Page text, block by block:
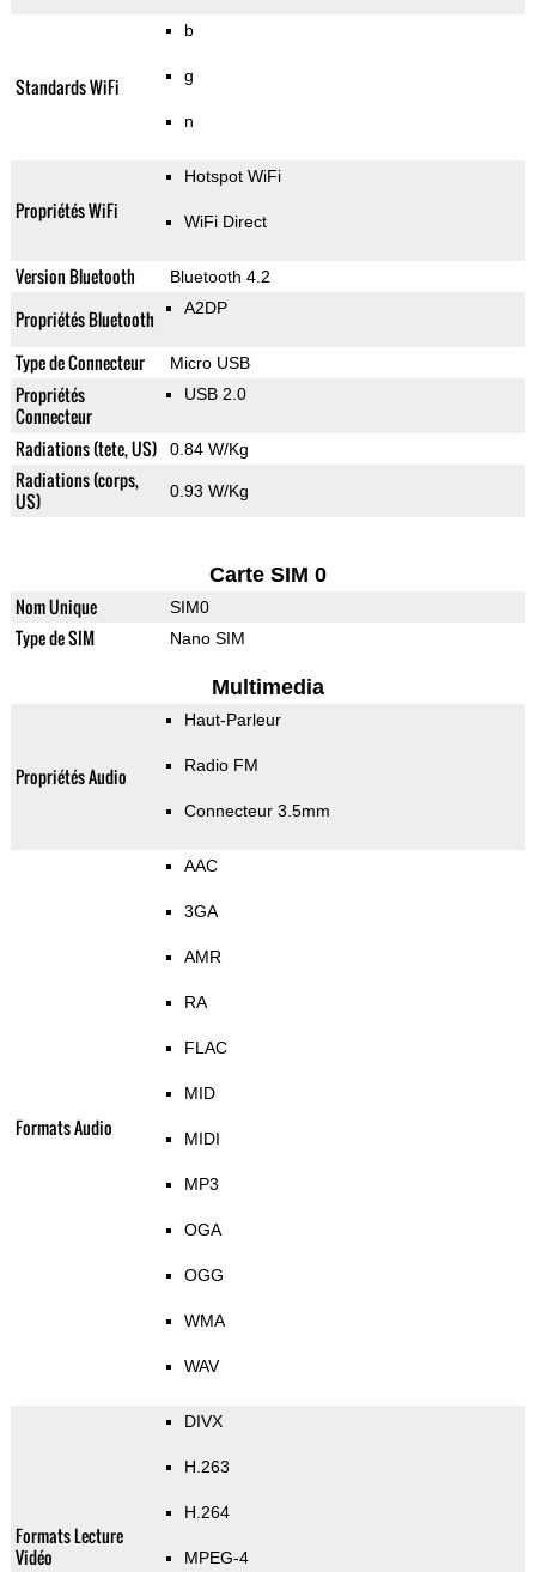
Standards WiFi
b
g
n
Propriétés WiFi
Hotspot WiFi
WiFi Direct
Version Bluetooth Bluetooth 4.2
Propriétés Bluetooth A2DP
Type de Connecteur Micro USB
Propriétés
Connecteur
USB 2.0
Radiations (tete, US) 0.84 W/Kg
Radiations (corps,
US)
0.93 W/Kg
Carte SIM 0
Nom Unique SIM0
Type de SIM Nano SIM
Multimedia
Propriétés Audio
Haut-Parleur
Radio FM
Connecteur 3.5mm
Formats Audio
AAC
3GA
AMR
RA
FLAC
MID
MIDI
MP3
OGA
OGG
WMA
WAV
Formats Lecture
Vidéo
DIVX
H.263
H.264
MPEG-4